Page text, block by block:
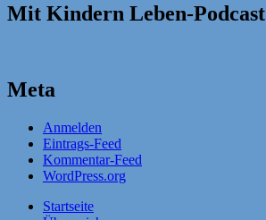
Mit Kindern Leben-Podcast
Meta
Anmelden
Eintrags-Feed
Kommentar-Feed
WordPress.org
Startseite